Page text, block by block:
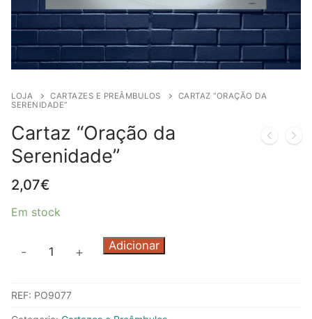
LOJA CARTAZES E PREÂMBULOS
CARTAZ “ORAÇÃO DA
SERENIDADE”
Cartaz “Oração da
Serenidade”
2,07€
Em stock
Quantidade
"Oração
da
- + Adicionar
REF: PO9077